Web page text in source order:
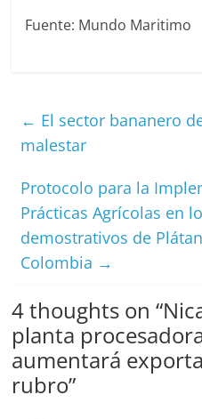
Fuente: Mundo Maritimo
← El sector bananero
malestar
Protocolo para la
Prácticas Agrícolas en
demostrativos de
Colombia →
4 thoughts on “
planta
aumentará
rubro”